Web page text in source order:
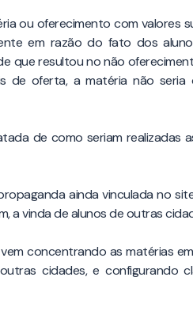
ou oferecimento com valores
em razão do fato dos
que resultou no não
de oferta, a matéria não seria
de como seriam realizadas
ainda vinculada no
a vinda de alunos de outras
concentrando as matérias
cidades, e configurando